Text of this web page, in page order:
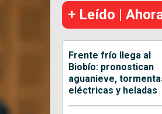
+ Leído |
Frente frío llega al
Biobío: pronostican
aguanieve,
eléctricas y heladas